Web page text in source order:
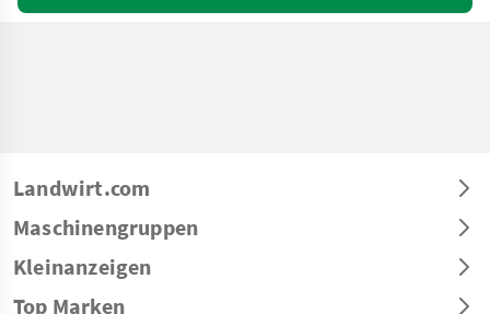
Landwirt.com
Maschinengruppen
Kleinanzeigen
Top Marken